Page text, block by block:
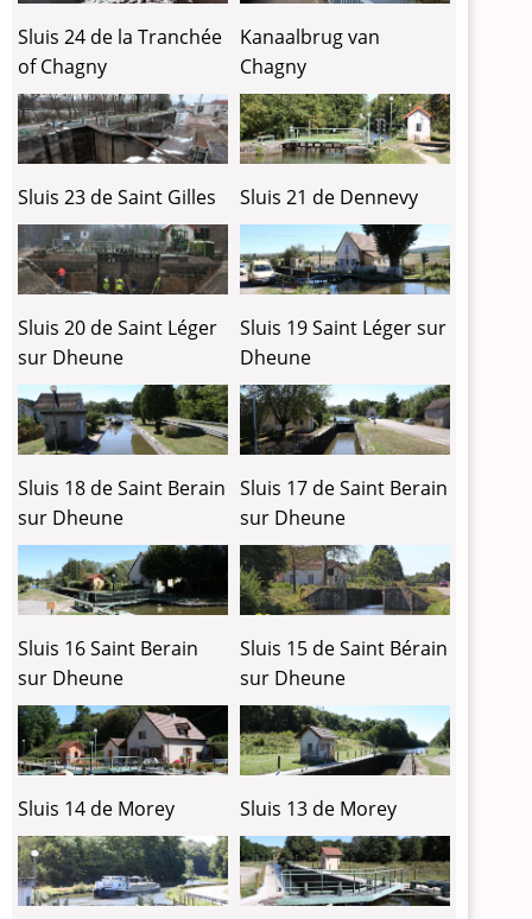
Sluis 24 de la Tranchée
of Chagny
Kanaalbrug van
Chagny
Sluis 23 de Saint Gilles Sluis 21 de Dennevy
Sluis 20 de Saint Léger
sur Dheune
Sluis 19 Saint Léger sur
Dheune
Sluis 18 de Saint Berain
sur Dheune
Sluis 17 de Saint Berain
sur Dheune
Sluis 16 Saint Berain
sur Dheune
Sluis 15 de Saint Bérain
sur Dheune
Sluis 14 de Morey Sluis 13 de Morey